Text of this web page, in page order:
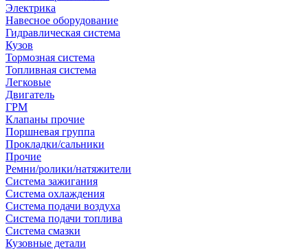
Электрика
Навесное оборудование
Гидравлическая система
Кузов
Тормозная система
Топливная система
Легковые
Двигатель
ГРМ
Клапаны прочие
Поршневая группа
Прокладки/сальники
Прочие
Ремни/ролики/натяжители
Система зажигания
Система охлаждения
Система подачи воздуха
Система подачи топлива
Система смазки
Кузовные детали